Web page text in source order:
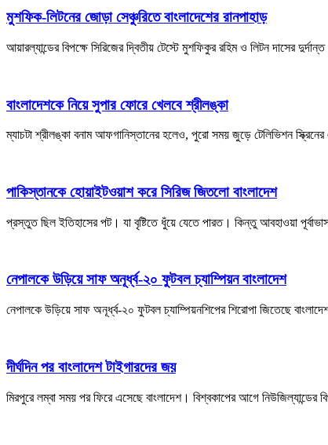
মুশফিক-লিটনের জোড়া সেঞ্চুরিতে বাংলাদেশের রানপাহাড়
আয়ারল্যান্ডের বিপক্ষে সিরিজের দ্বিতীয় টেস্টে মুশফিকুর রহিম ও লিটন দাসের
বাংলাদেশকে নিয়ে সুপার ফোরে খেলবে শ্রীলঙ্কা
ম্যাচটা শ্রীলঙ্কা বনাম আফগানিস্তানের হলেও, পুরো সময় জুড়ে টেলিভিশন
পাকিস্তানকে হোয়াইটওয়াশ করে সিরিজ জিতলো বাংলাদেশ
প্রস্তুত ছিল ইতিহাসের পট। যা বৃষ্টিতে ধুঁয়ে যেতে পারত। কিন্তু আবহাওয়া
নেপালকে উড়িয়ে সাফ অনূর্ধ্ব-২০ ফুটবল চ্যাম্পিয়ন বাংলাদেশ
নেপালকে উড়িয়ে সাফ অনূর্ধ্ব-২০ ফুটবল চ্যাম্পিয়নশিপের শিরোপা জিতেছে
দীর্ঘদিন পর বাংলাদেশ টাইগারদের জয়
মিরপুরে লম্বা সময় পর ফিরে এসেছে বাংলাদেশ। বিশ্বকাপের আগে নিউজিল্যান্ডের